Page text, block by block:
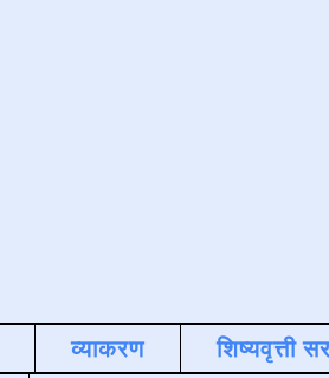
व्याकरण
शिष्यवृत्ती